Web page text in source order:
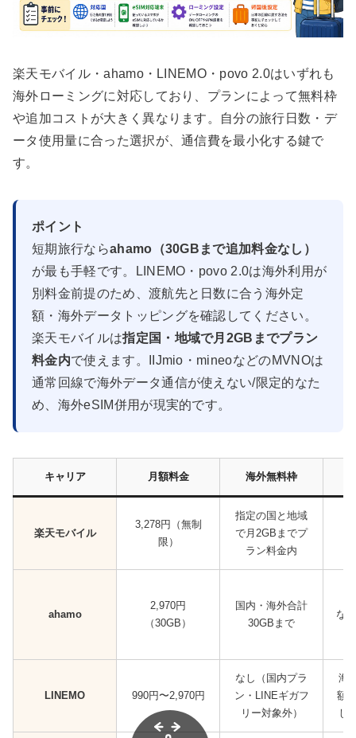
楽天モバイル・ahamo・LINEMO・povo 2.0はいずれも
海外ローミングに対応しており、プランによって無料枠
や追加コストが大きく異なります。自分の旅行日数・デ
ータ使用量に合った選択が、通信費を最小化する鍵で
す。
ポイント
短期旅行ならahamo（30GBまで追加料金なし）
が最も手軽です。LINEMO・povo 2.0は海外利用が
別料金前提のため、渡航先と日数に合う海外定
額・海外データトッピングを確認してください。
楽天モバイルは指定国・地域で月2GBまでプラン
料金内で使えます。IIJmio・mineoなどのMVNOは
通常回線で海外データ通信が使えない/限定的なた
め、海外eSIM併用が現実的です。
キャリア 月額料金 海外無料枠
楽天モバイル
3,278円（無制
限）
指定の国と地域
で月2GBまでプ
ラン料金内
ahamo
2,970円
（30GB）
国内・海外合計
30GBまで
な
LINEMO 990円〜2,970円
なし（国内プラ
ン・LINEギガフ
リー対象外）
海
額/
し